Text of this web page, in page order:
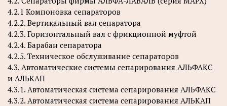
4.2.1 Компоновка сепараторов
4.2.2. Вертикальный вал сепаратора
4.2.3. Горизонтальный вал с фрикционной муфтой
4.2.4. Барабан сепаратора
4.2.5. Техническое обслуживание сепараторов
4.3. Автоматические системы сепарирования АЛЬФАКС
и АЛЬКАП
4.3.1. Автоматическая система сепарирования АЛЬФАКС
4.3.2. Автоматическая система сепарирования АЛЬКАП